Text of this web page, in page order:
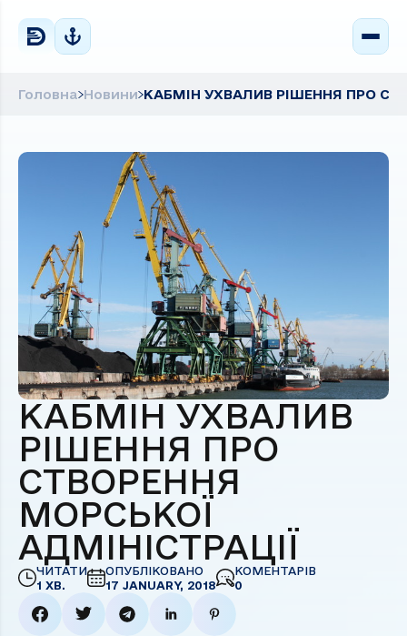
Головна Новини КАБМІН УХВАЛИВ РІШЕННЯ ПРО
КАБМІН УХВАЛИВ
РІШЕННЯ ПРО
СТВОРЕННЯ
МОРСЬКОЇ
АДМІНІСТРАЦІЇ
ЧИТАТИ
1 ХВ.
ОПУБЛІКОВАНО
17 JANUARY, 2018
КОМЕНТАРІВ
0